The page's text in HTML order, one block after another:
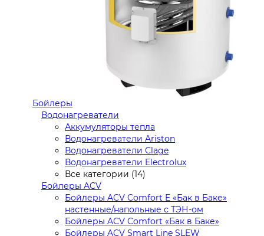
Бойлеры
Водонагреватели
Аккумуляторы тепла
Водонагреватели Ariston
Водонагреватели Clage
Водонагреватели Electrolux
Все категории (14)
Бойлеры ACV
Бойлеры ACV Comfort E «Бак в Баке»
настенные/напольные c ТЭН-ом
Бойлеры ACV Comfort «Бак в Баке»
Бойлеры ACV Smart Line SLEW